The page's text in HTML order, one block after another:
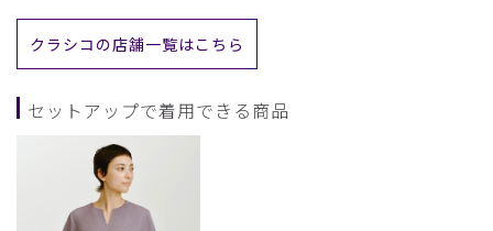
クラシコの店舗一覧はこちら
セットアップで着用できる商品